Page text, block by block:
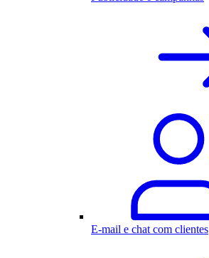
E-mail e chat com clientes